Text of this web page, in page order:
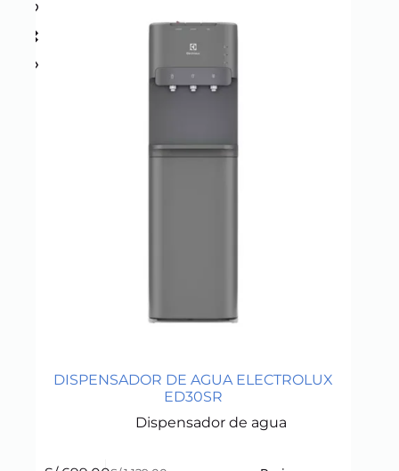
DISPENSADOR DE AGUA ELECTROLUX
ED30SR
Dispensador de agua